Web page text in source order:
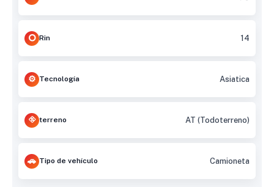
Rin 14
Tecnología Asiatica
terreno AT (Todoterreno)
Tipo de vehículo Camioneta